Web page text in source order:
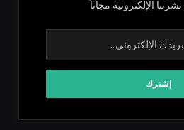
الإلكترونية مجاناً